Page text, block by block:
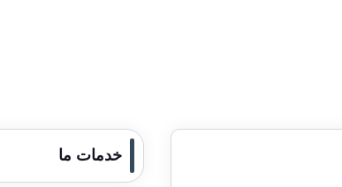
خدمات ما